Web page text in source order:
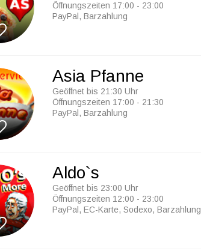
Öffnungszeiten 17:00 - 23:00
PayPal, Barzahlung
Asia Pfanne
Geöffnet bis 21:30 Uhr
Öffnungszeiten 17:00 - 21:30
PayPal, Barzahlung
Aldo`s
Geöffnet bis 23:00 Uhr
Öffnungszeiten 12:00 - 23:00
PayPal, EC-Karte, Sodexo, Barzahlung